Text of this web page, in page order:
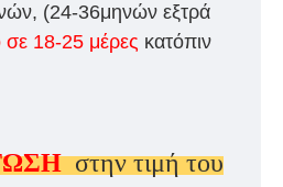
(24-36μηνών εξτρά
σε 18-25 μέρες κατόπιν
στην τιμή του